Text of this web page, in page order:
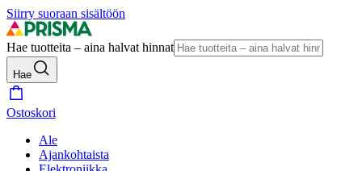
Siirry suoraan sisältöön
Hae tuotteita – aina halvat hinnat
Hae
Ostoskori
Ale
Ajankohtaista